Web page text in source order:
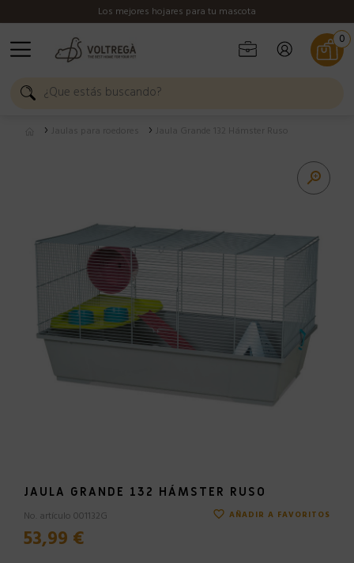
Los mejores hojares para tu mascota
0

JAULA GRANDE 132 HÁMSTER RUSO
No. artículo 001132G favorite_border AÑADIR A FAVORITOS
53,99 €